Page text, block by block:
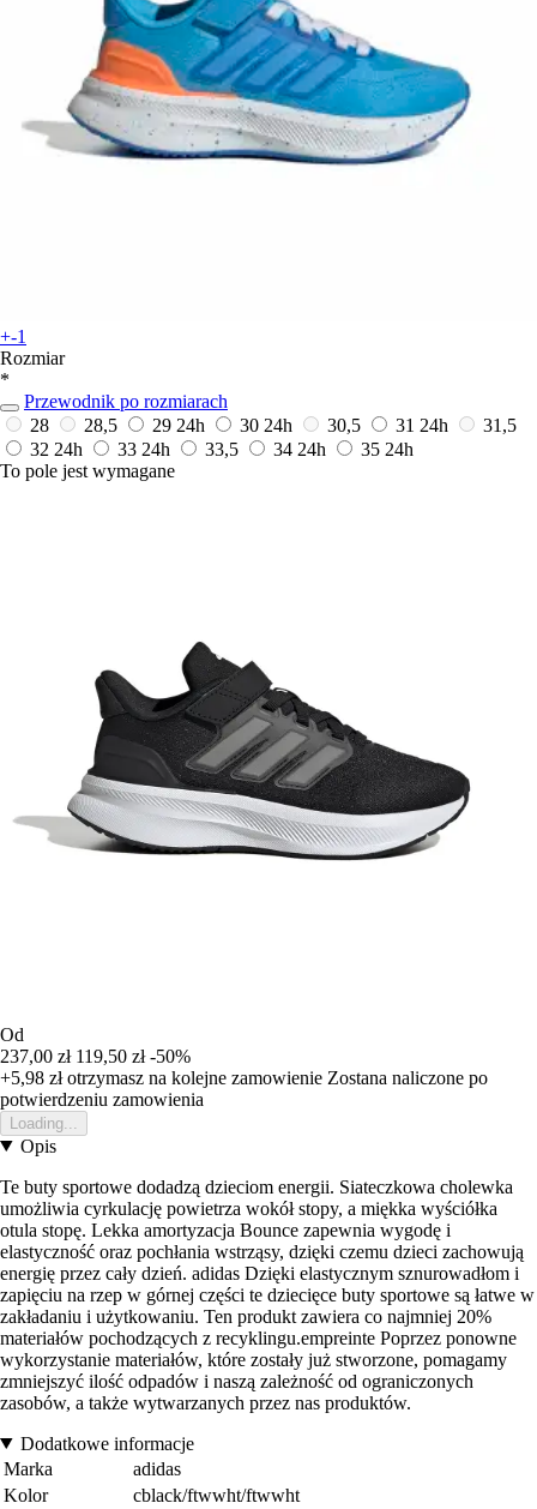
+-1
Rozmiar
*
Przewodnik po rozmiarach
28
28,5 29 24h 30 24h 30,5 31 24h
31,5
32 24h 33 24h 33,5 34 24h 35 24h
To pole jest wymagane
Od
237,00 zł 119,50 zł -50%
+5,98 złotrzymasz na kolejne zamowienie Zostana naliczone po
potwierdzeniu zamowienia
Loading...
Opis
Te buty sportowe dodadzą dzieciom energii. Siateczkowa cholewka
umożliwia cyrkulację powietrza wokół stopy, a miękka wyściółka
otula stopę. Lekka amortyzacja Bounce zapewnia wygodę i
elastyczność oraz pochłania wstrząsy, dzięki czemu dzieci zachowują
energię przez cały dzień. adidas Dzięki elastycznym sznurowadłom i
zapięciu na rzep w górnej części te dziecięce buty sportowe są łatwe w
zakładaniu i użytkowaniu. Ten produkt zawiera co najmniej 20%
materiałów pochodzących z recyklingu.empreinte Poprzez ponowne
wykorzystanie materiałów, które zostały już stworzone, pomagamy
zmniejszyć ilość odpadów i naszą zależność od ograniczonych
zasobów, a także wytwarzanych przez nas produktów.
Dodatkowe informacje
Marka
adidas
Kolor
cblack/ftwwht/ftwwht